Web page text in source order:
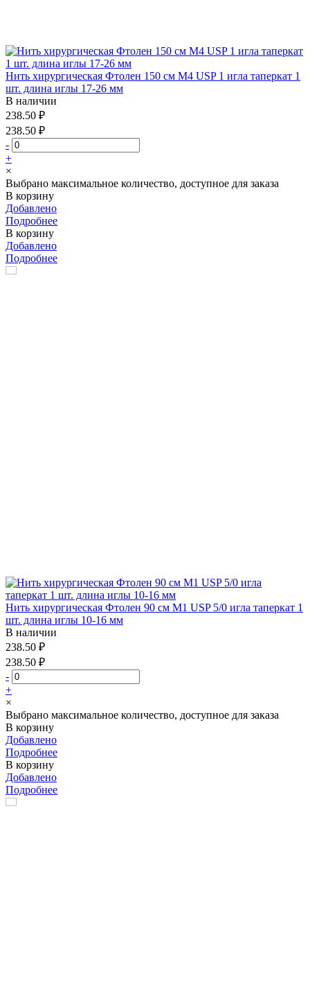
Нить хирургическая Фтолен 150 см М4 USP 1 игла таперкат 1
шт. длина иглы 17-26 мм
В наличии
238.50 ₽
238.50 ₽
-
+
×
Выбрано максимальное количество, доступное для заказа
В корзину
Добавлено
Подробнее
В корзину
Добавлено
Подробнее
Нить хирургическая Фтолен 90 см М1 USP 5/0 игла таперкат 1
шт. длина иглы 10-16 мм
В наличии
238.50 ₽
238.50 ₽
-
+
×
Выбрано максимальное количество, доступное для заказа
В корзину
Добавлено
Подробнее
В корзину
Добавлено
Подробнее